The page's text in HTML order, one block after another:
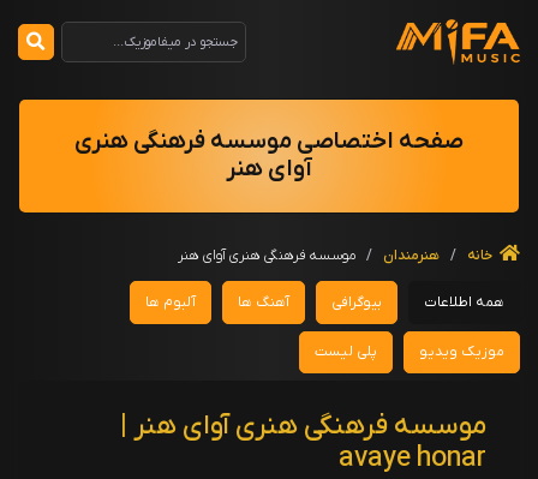
صفحه اختصاصی موسسه فرهنگی هنری
آوای هنر
خانه / هنرمندان / موسسه فرهنگی هنری آوای هنر
همه اطلاعات بیوگرافی آهنگ ها آلبوم ها
موزیک ویدیو پلی لیست
موسسه فرهنگی هنری آوای هنر |
avaye honar